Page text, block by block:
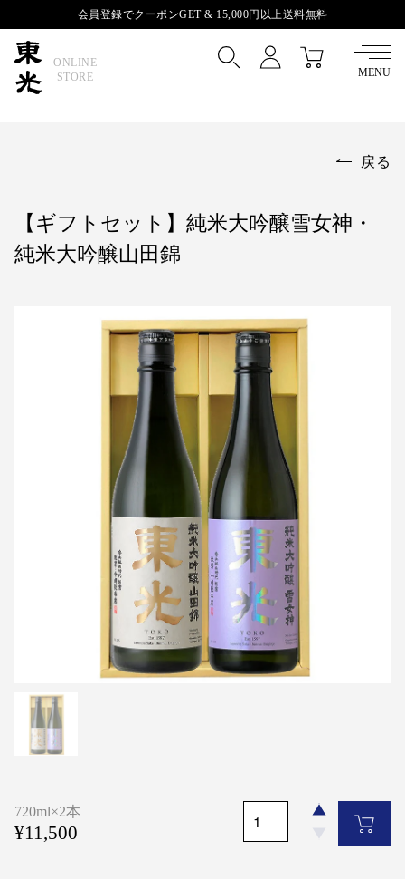
会員登録でクーポンGET & 15,000円以上送料無料
ONLINE
STORE
MENU
戻る
【ギフトセット】純米大吟醸雪女神・
純米大吟醸山田錦
720ml×2本
¥11,500